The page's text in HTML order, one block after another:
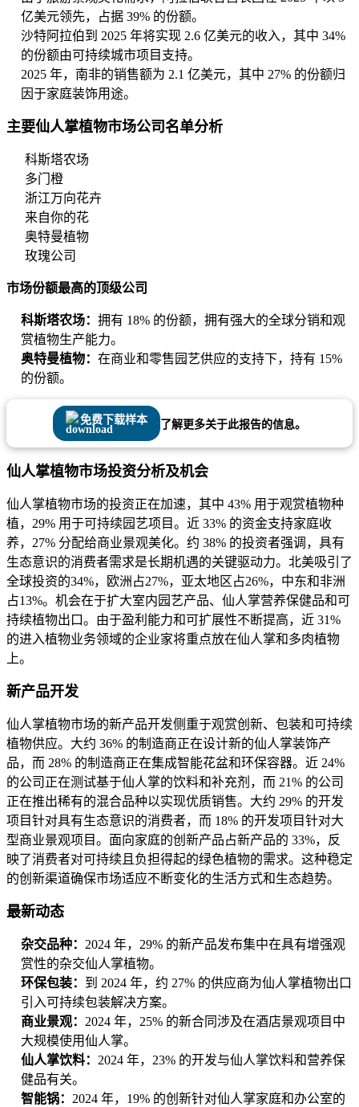
亿美元领先，占据 39% 的份额。
沙特阿拉伯到 2025 年将实现 2.6 亿美元的收入，其中 34%
的份额由可持续城市项目支持。
2025 年，南非的销售额为 2.1 亿美元，其中 27% 的份额归
因于家庭装饰用途。
主要仙人掌植物市场公司名单分析
科斯塔农场
多门橙
浙江万向花卉
来自你的花
奥特曼植物
玫瑰公司
市场份额最高的顶级公司
科斯塔农场： 拥有 18% 的份额，拥有强大的全球分销和观
赏植物生产能力。
奥特曼植物： 在商业和零售园艺供应的支持下，持有 15%
的份额。
免费下载样本 了解更多关于此报告的信息。
仙人掌植物市场投资分析及机会
仙人掌植物市场的投资正在加速，其中 43% 用于观赏植物种
植，29% 用于可持续园艺项目。近 33% 的资金支持家庭收
养，27% 分配给商业景观美化。约 38% 的投资者强调，具有
生态意识的消费者需求是长期机遇的关键驱动力。北美吸引了
全球投资的34%，欧洲占27%，亚太地区占26%，中东和非洲
占13%。机会在于扩大室内园艺产品、仙人掌营养保健品和可
持续植物出口。由于盈利能力和可扩展性不断提高，近 31%
的进入植物业务领域的企业家将重点放在仙人掌和多肉植物
上。
新产品开发
仙人掌植物市场的新产品开发侧重于观赏创新、包装和可持续
植物供应。大约 36% 的制造商正在设计新的仙人掌装饰产
品，而 28% 的制造商正在集成智能花盆和环保容器。近 24%
的公司正在测试基于仙人掌的饮料和补充剂，而 21% 的公司
正在推出稀有的混合品种以实现优质销售。大约 29% 的开发
项目针对具有生态意识的消费者，而 18% 的开发项目针对大
型商业景观项目。面向家庭的创新产品占新产品的 33%，反
映了消费者对可持续且负担得起的绿色植物的需求。这种稳定
的创新渠道确保市场适应不断变化的生活方式和生态趋势。
最新动态
杂交品种： 2024 年，29% 的新产品发布集中在具有增强观
赏性的杂交仙人掌植物。
环保包装： 到 2024 年，约 27% 的供应商为仙人掌植物出口
引入可持续包装解决方案。
商业景观： 2024 年，25% 的新合同涉及在酒店景观项目中
大规模使用仙人掌。
仙人掌饮料： 2024 年，23% 的开发与仙人掌饮料和营养保
健品有关。
智能锅： 2024 年，19% 的创新针对仙人掌家庭和办公室的